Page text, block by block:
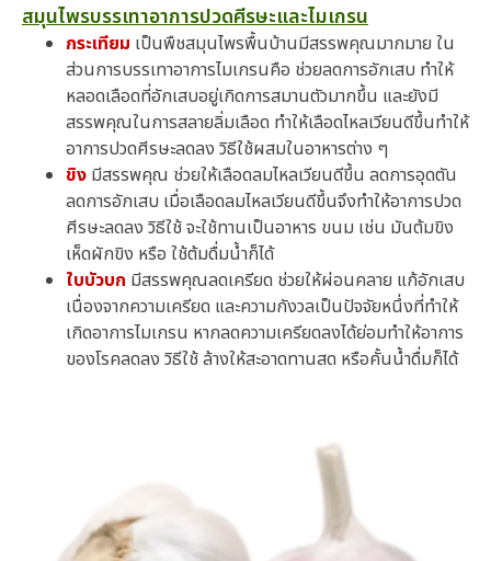
สมุนไพรบรรเทาอาการปวดศีรษะและไมเกรน
กระเทียม เป็นพืชสมุนไพรพื้นบ้านมีสรรพคุณมากมาย ใน
ส่วนการบรรเทาอาการไมเกรนคือ ช่วยลดการอักเสบ ทำให้
หลอดเลือดที่อักเสบอยู่เกิดการสมานตัวมากขึ้น และยังมี
สรรพคุณในการสลายลิ่มเลือด ทำให้เลือดไหลเวียนดีขึ้นทำให้
อาการปวดศีรษะลดลง วิธีใช้ผสมในอาหารต่าง ๆ
ขิง มีสรรพคุณ ช่วยให้เลือดลมไหลเวียนดีขึ้น ลดการอุดตัน
ลดการอักเสบ เมื่อเลือดลมไหลเวียนดีขึ้นจึงทำให้อาการปวด
ศีรษะลดลง วิธีใช้ จะใช้ทานเป็นอาหาร ขนม เช่น มันต้มขิง
เห็ดผักขิง หรือ ใช้ต้มดื่มน้ำก็ได้
ใบบัวบก มีสรรพคุณลดเครียด ช่วยให้ผ่อนคลาย แก้อักเสบ
เนื่องจากความเครียด และความกังวลเป็นปัจจัยหนึ่งที่ทำให้
เกิดอาการไมเกรน หากลดความเครียดลงได้ย่อมทำให้อาการ
ของโรคลดลง วิธีใช้ ล้างให้สะอาดทานสด หรือคั้นน้ำดื่มก็ได้